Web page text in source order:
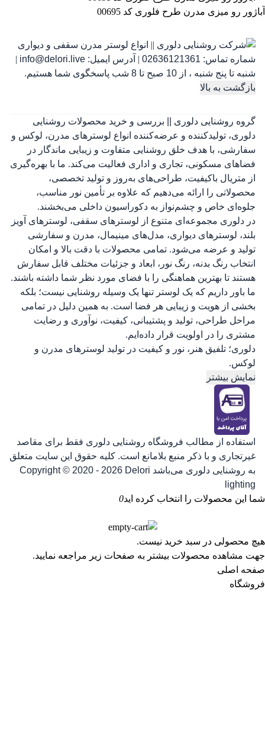
آباژور رو میزی مدرن طرح فلوری کد 00695
شماره تماس: 02636121361
| آدرس ایمیل: info@delori.live
|
شنبه تا پنج شنبه ، از 10 صبح تا 8 شب پاسخگوی شما هستیم.
بازگشت به بالا
گروه روشنایی دلوری || بررسی و خرید محصولات روشنایی
دلوری، تولیدکننده و عرضه‌کننده انواع لوسترهای مدرن، لوکس و
سفارشی، با هدف خلق روشنایی متفاوت و زیبایی ماندگار در
فضاهای مسکونی، تجاری و اداری فعالیت می‌کند. ما با بهره‌گیری
از متریال باکیفیت، طراحی‌های به‌روز و تولید تخصصی،
محصولاتی را ارائه می‌دهیم که علاوه بر تأمین نور مناسب،
جلوه‌ای خاص و چشم‌نواز به دکوراسیون داخلی می‌بخشند.
در دلوری مجموعه‌ای متنوع از لوسترهای سقفی، لوسترهای آویز
بلند، لوسترهای دیواری، مدل‌های مینیمال، مدرن و سفارشی
تولید و عرضه می‌شود. تمامی محصولات با دقت بالا و امکان
انتخاب رنگ بدنه، رنگ نور، ابعاد و جزئیات مختلف قابل سفارش
هستند تا بهترین هماهنگی را با فضای مورد نظر شما داشته باشند.
ما باور داریم که یک لوستر تنها یک وسیله روشنایی نیست؛ بلکه
بخشی از هویت و زیبایی هر فضا است. به همین دلیل در تمامی
مراحل طراحی، تولید و پشتیبانی، کیفیت، نوآوری و رضایت
مشتری را در اولویت قرار داده‌ایم.
دلوری؛ تلفیق هنر، نور و کیفیت در تولید لوسترهای مدرن و
لوکس.
نمایش بیشتر
استفاده از مطالب فروشگاه روشنایی دلوری فقط برای مقاصد
غیرتجاری و با ذکر منبع بلامانع است. کلیه حقوق این سایت متعلق
به روشنایی دلوری می‌باشد Copyright © 2020 - 2026 Delori
lighting
شما این محصولات را انتخاب کرده اید0
هیچ محصولی در سبد خرید نیست.
جهت مشاهده محصولات بیشتر به صفحات زیر مراجعه نمایید.
صفحه اصلی
فروشگاه